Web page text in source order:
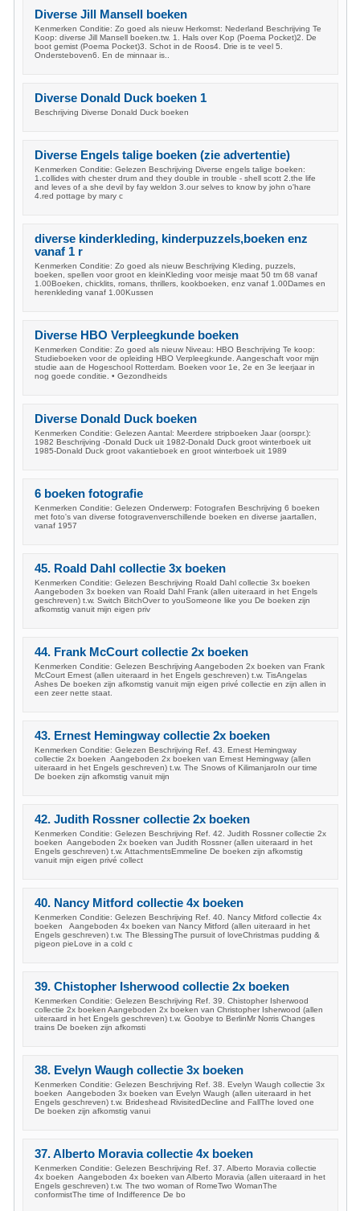
Diverse Jill Mansell boeken
Kenmerken Conditie: Zo goed als nieuw Herkomst: Nederland Beschrijving Te
Koop: diverse Jill Mansell boeken.tw. 1. Hals over Kop (Poema Pocket)2. De
boot gemist (Poema Pocket)3. Schot in de Roos4. Drie is te veel 5.
Ondersteboven6. En de minnaar is..
Diverse Donald Duck boeken 1
Beschrijving Diverse Donald Duck boeken
Diverse Engels talige boeken (zie advertentie)
Kenmerken Conditie: Gelezen Beschrijving Diverse engels talige boeken:
1.collides with chester drum and they double in trouble - shell scott 2.the life
and leves of a she devil by fay weldon 3.our selves to know by john o'hare
4.red pottage by mary c
diverse kinderkleding, kinderpuzzels,boeken enz
vanaf 1 r
Kenmerken Conditie: Zo goed als nieuw Beschrijving Kleding, puzzels,
boeken, spellen voor groot en kleinKleding voor meisje maat 50 tm 68 vanaf
1.00Boeken, chicklits, romans, thrillers, kookboeken, enz vanaf 1.00Dames en
herenkleding vanaf 1.00Kussen
Diverse HBO Verpleegkunde boeken
Kenmerken Conditie: Zo goed als nieuw Niveau: HBO Beschrijving Te koop:
Studieboeken voor de opleiding HBO Verpleegkunde. Aangeschaft voor mijn
studie aan de Hogeschool Rotterdam. Boeken voor 1e, 2e en 3e leerjaar in
nog goede conditie. • Gezondheids
Diverse Donald Duck boeken
Kenmerken Conditie: Gelezen Aantal: Meerdere stripboeken Jaar (oorspr.):
1982 Beschrijving -Donald Duck uit 1982-Donald Duck groot winterboek uit
1985-Donald Duck groot vakantieboek en groot winterboek uit 1989
6 boeken fotografie
Kenmerken Conditie: Gelezen Onderwerp: Fotografen Beschrijving 6 boeken
met foto's van diverse fotogravenverschillende boeken en diverse jaartallen,
vanaf 1957
45. Roald Dahl collectie 3x boeken
Kenmerken Conditie: Gelezen Beschrijving Roald Dahl collectie 3x boeken
Aangeboden 3x boeken van Roald Dahl Frank (allen uiteraard in het Engels
geschreven) t.w. Switch BitchOver to youSomeone like you De boeken zijn
afkomstig vanuit mijn eigen priv
44. Frank McCourt collectie 2x boeken
Kenmerken Conditie: Gelezen Beschrijving Aangeboden 2x boeken van Frank
McCourt Ernest (allen uiteraard in het Engels geschreven) t.w. TisAngelas
Ashes De boeken zijn afkomstig vanuit mijn eigen privé collectie en zijn allen in
een zeer nette staat.
43. Ernest Hemingway collectie 2x boeken
Kenmerken Conditie: Gelezen Beschrijving Ref. 43. Ernest Hemingway
collectie 2x boeken Aangeboden 2x boeken van Ernest Hemingway (allen
uiteraard in het Engels geschreven) t.w. The Snows of KilimanjaroIn our time
De boeken zijn afkomstig vanuit mijn
42. Judith Rossner collectie 2x boeken
Kenmerken Conditie: Gelezen Beschrijving Ref. 42. Judith Rossner collectie 2x
boeken Aangeboden 2x boeken van Judith Rossner (allen uiteraard in het
Engels geschreven) t.w. AttachmentsEmmeline De boeken zijn afkomstig
vanuit mijn eigen privé collect
40. Nancy Mitford collectie 4x boeken
Kenmerken Conditie: Gelezen Beschrijving Ref. 40. Nancy Mitford collectie 4x
boeken Aangeboden 4x boeken van Nancy Mitford (allen uiteraard in het
Engels geschreven) t.w. The BlessingThe pursuit of loveChristmas pudding &
pigeon pieLove in a cold c
39. Chistopher Isherwood collectie 2x boeken
Kenmerken Conditie: Gelezen Beschrijving Ref. 39. Chistopher Isherwood
collectie 2x boeken Aangeboden 2x boeken van Christopher Isherwood (allen
uiteraard in het Engels geschreven) t.w. Goobye to BerlinMr Norris Changes
trains De boeken zijn afkomsti
38. Evelyn Waugh collectie 3x boeken
Kenmerken Conditie: Gelezen Beschrijving Ref. 38. Evelyn Waugh collectie 3x
boeken Aangeboden 3x boeken van Evelyn Waugh (allen uiteraard in het
Engels geschreven) t.w. Brideshead RivisitedDecline and FallThe loved one
De boeken zijn afkomstig vanui
37. Alberto Moravia collectie 4x boeken
Kenmerken Conditie: Gelezen Beschrijving Ref. 37. Alberto Moravia collectie
4x boeken Aangeboden 4x boeken van Alberto Moravia (allen uiteraard in het
Engels geschreven) t.w. The two woman of RomeTwo WomanThe
conformistThe time of Indifference De bo